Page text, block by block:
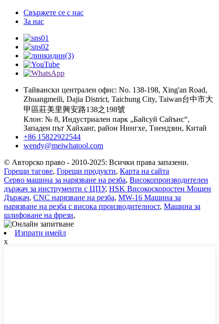
Свържете се с нас
За нас
Тайвански централен офис: No. 138-198, Xing'an Road,
Zhuangmeili, Dajia District, Taichung City, Taiwan台中市大
甲區莊美里興安路138之198號
Клон: № 8, Индустриален парк „Байсуй Сайънс“,
Западен път Хайханг, район Нингхе, Тиендзин, Китай
+86 15822922544
wendy@meiwhatool.com
© Авторско право - 2010-2025: Всички права запазени.
Горещи тагове, Горещи продукти, Карта на сайта
Серво машина за нарязване на резба, Високопроизводителен
държач за инструменти с ЦПУ, HSK Високоскоростен Мощен
Държач, CNC нарязване на резба, MW-16 Машина за
нарязване на резба с висока производителност, Машина за
шлифоване на фрези,
Изпрати имейл
x